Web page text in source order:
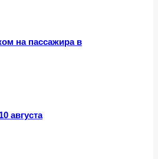
на пассажира в
августа